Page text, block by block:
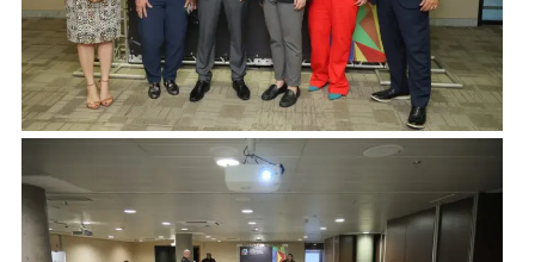
federal e estadual como essencial para educar a
população sobre mídias e informações confiáveis.